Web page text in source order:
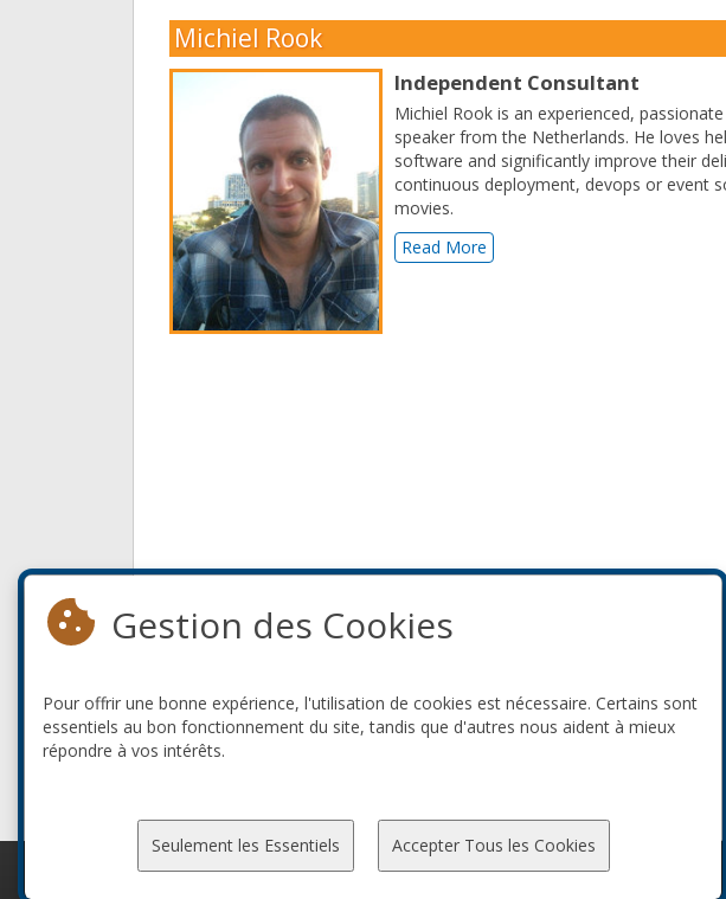
Michiel Rook
Independent Consultant
Michiel Rook is an experienced,
speaker from the Netherlands. He loves
software and significantly improve their
continuous deployment, devops or event
movies.
Read More
Gestion des Cookies
Pour offrir une bonne expérience, l'utilisation de cookies est nécessaire. Certains sont
essentiels au bon fonctionnement du site, tandis que d'autres nous aident à mieux
répondre à vos intérêts.
Seulement les Essentiels Accepter Tous les Cookies